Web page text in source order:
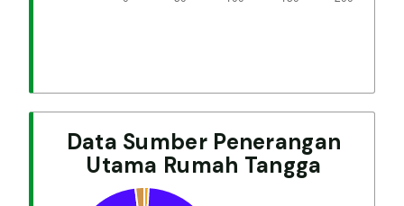
Data Sumber Penerangan
Utama Rumah Tangga